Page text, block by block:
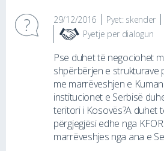
29/12/2016 Pyet: skender
Pyetje per dialogun
Pse duhet të negociohet
shpërbërjen e strukturave
me marrëveshjen e
institucionet e Serbisë
teritori i Kosovës?A duhet
përgjegjësi edhe nga
marrëveshjes nga ana e